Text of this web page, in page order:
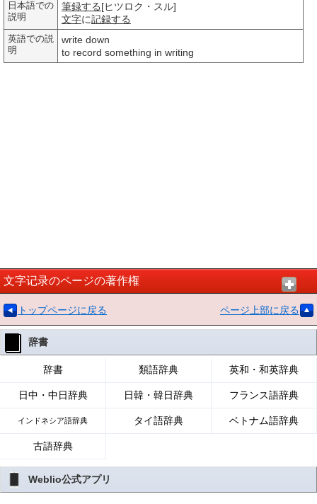
日本語での
説明
筆録する[ヒツロク・スル]
文字に記録する
英語での説
明
write down
to record something in writing
文字记录のページの著作権
トップページに戻る ページ上部に戻る
辞書
辞書 類語辞典 英和・和英辞典
日中・中日辞典 日韓・韓日辞典 フランス語辞典
インドネシア語辞典 タイ語辞典 ベトナム語辞典
古語辞典
Weblio公式アプリ